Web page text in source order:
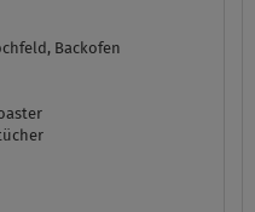
Backofen